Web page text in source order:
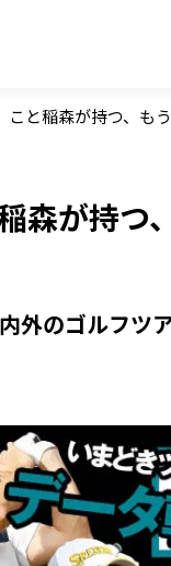
こと稲森が持つ、も
森が持つ
外のゴルフツ